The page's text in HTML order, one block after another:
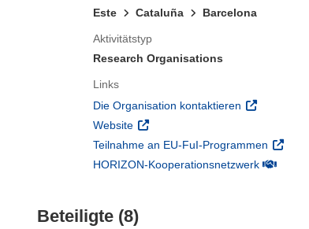
Este
Cataluña Barcelona
Aktivitätstyp
Research Organisations
Links
Die Organisation kontaktieren (öffnet in
Website (öffnet in neuem Fenster)
Teilnahme an EU-FuI-Programmen (öffnet
HORIZON-Kooperationsnetzwerk(öffnet in
Beteiligte (8)